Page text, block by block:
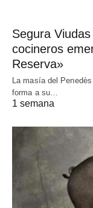
Segura
cocineros
Reserva»
La masía del
forma a su…
1 semana